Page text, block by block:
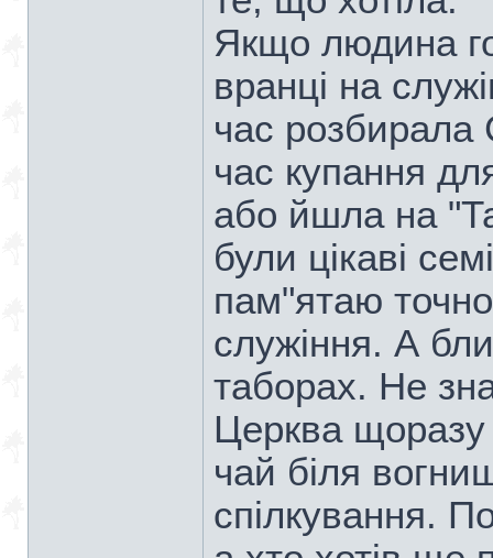
Якщо людина
вранці на
час
час купання
або йшла на
були цікаві
пам"ятаю
служіння. А
таборах. Не
Церква щоразу
чай біля
спілкування.